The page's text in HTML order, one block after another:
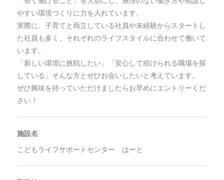
やすい環境づくりに力を入れています。
実際に、子育てと両立している社員や未経験からスタートし
た社員も多く、それぞれのライフスタイルに合わせて働いて
います。
「新しい環境に挑戦したい」「安心して続けられる職場を探
している」そんな方とぜひお会いしたいと考えています。
ぜひ興味を持っていただけましたらお早めにエントリーくだ
さい！
施設名
こどもライフサポートセンター はーと